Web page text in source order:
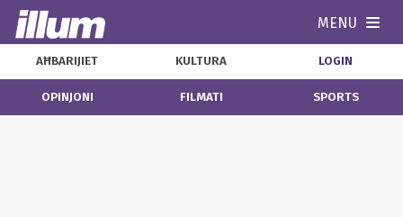
MENU
AĦBARIJIET KULTURA LOGIN
OPINJONI FILMATI SPORTS